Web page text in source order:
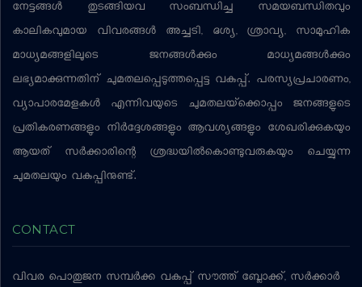
നേട്ടങ്ങള്‍ തുടങ്ങിയവ സംബന്ധിച്ച സമയബന്ധിതവും
കാലികവുമായ വിവരങ്ങള്‍ അച്ചടി, ദൃശ്യ, ശ്രാവ്യ, സാമൂഹിക
മാധ്യമങ്ങളിലൂടെ ജനങ്ങള്‍ക്കും മാധ്യമങ്ങള്‍ക്കും
ലഭ്യമാക്കുന്നതിന് ചുമതലപ്പെടുത്തപ്പെട്ട വകുപ്പ്. പരസ്യപ്രചാരണം,
വ്യാപാരമേളകള്‍ എന്നിവയുടെ ചുമതലയ്‌ക്കൊപ്പം ജനങ്ങളുടെ
പ്രതികരണങ്ങളും നിര്‍ദ്ദേശങ്ങളും ആവശ്യങ്ങളും ശേഖരിക്കുകയും
ആയത് സര്‍ക്കാരിന്റെ ശ്രദ്ധയില്‍കൊണ്ടുവരുകയും ചെയ്യുന്ന
ചുമതലയും വകുപ്പിനുണ്ട്.
CONTACT
വിവര പൊതുജന സമ്പര്‍ക്ക വകുപ്പ് സൗത്ത് ബ്ലോക്ക്, സര്‍ക്കാര്‍